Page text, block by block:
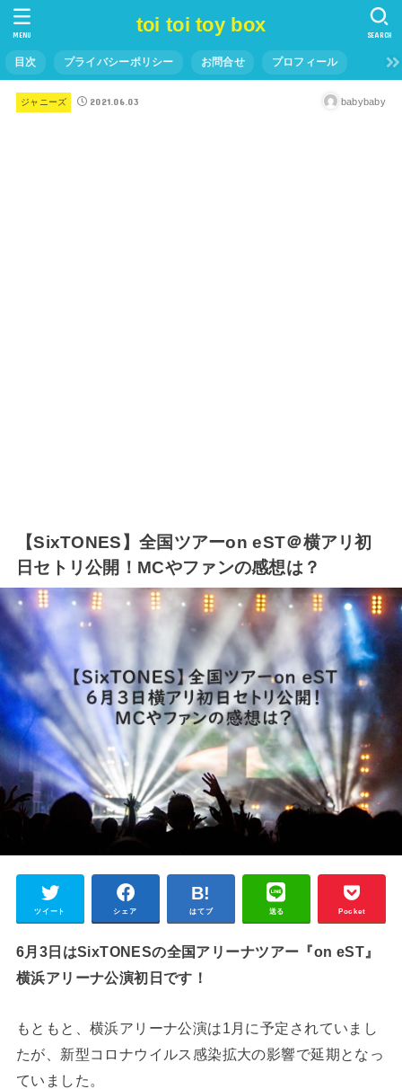
toi toi toy box
目次 プライバシーポリシー お問合せ プロフィール
SEARCH
MENU
ジャニーズ 2021.06.03 babybaby
【SixTONES】全国ツアーon eST＠横アリ初
日セトリ公開！MCやファンの感想は？
ツイート シェア はてブ 送る Pocket
6月3日はSixTONESの全国アリーナツアー『on eST』
横浜アリーナ公演初日です！
もともと、横浜アリーナ公演は1月に予定されていまし
たが、新型コロナウイルス感染拡大の影響で延期となっ
ていました。